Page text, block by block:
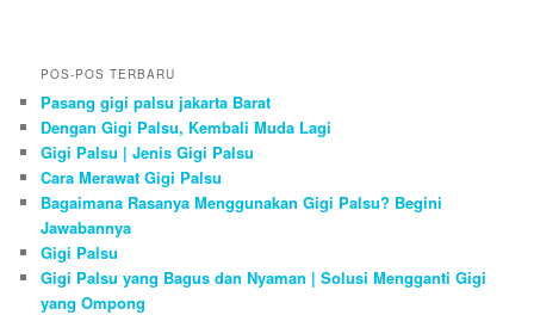
POS-POS TERBARU
Pasang gigi palsu jakarta Barat
Dengan Gigi Palsu, Kembali Muda Lagi
Gigi Palsu | Jenis Gigi Palsu
Cara Merawat Gigi Palsu
Bagaimana Rasanya Menggunakan Gigi Palsu? Begini
Jawabannya
Gigi Palsu
Gigi Palsu yang Bagus dan Nyaman | Solusi Mengganti Gigi
yang Ompong